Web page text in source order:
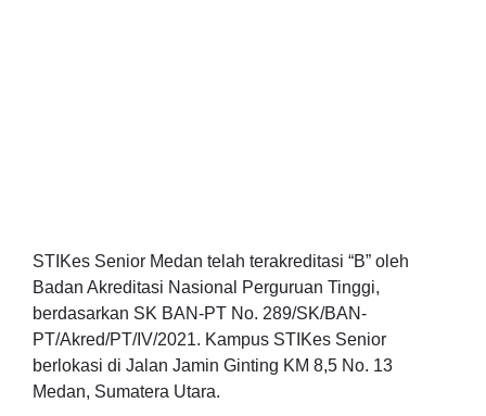
STIKes Senior Medan telah terakreditasi “B” oleh
Badan Akreditasi Nasional Perguruan Tinggi,
berdasarkan SK BAN-PT No. 289/SK/BAN-
PT/Akred/PT/IV/2021. Kampus STIKes Senior
berlokasi di Jalan Jamin Ginting KM 8,5 No. 13
Medan, Sumatera Utara.